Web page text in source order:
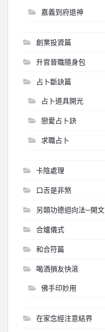
嘉義到府退神
創業投資篇
升官晉職隨身包
占卜斷訣篇
占卜道具開光
戀愛占卜訣
求職占卜
卡陰處理
口舌是非煞
另類功德迴向法─開文
合爐儀式
和合符篇
喝酒損友快滾
佛手印妙用
在家念經注意結界